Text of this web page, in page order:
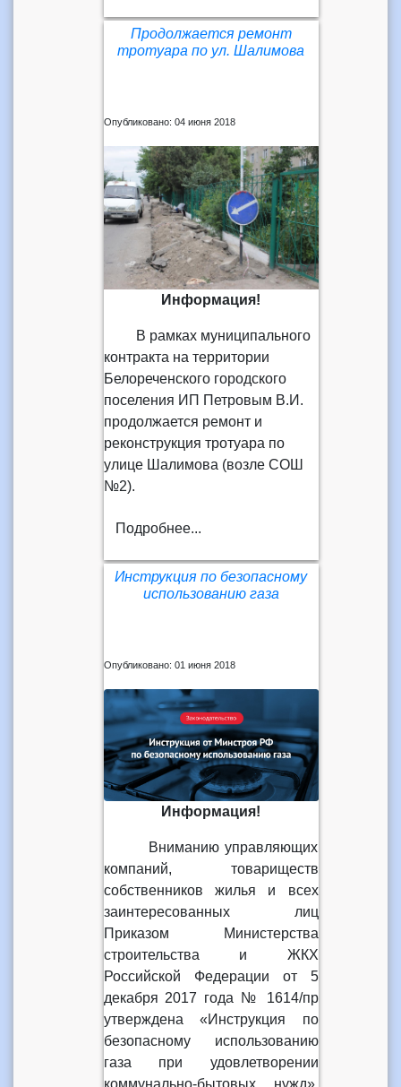
Продолжается ремонт
тротуара по ул. Шалимова
Опубликовано: 04 июня 2018
Информация!
В рамках муниципального
контракта на территории
Белореченского городского
поселения ИП Петровым В.И.
продолжается ремонт и
реконструкция тротуара по
улице Шалимова (возле СОШ
№2).
Подробнее...
Инструкция по безопасному
использованию газа
Опубликовано: 01 июня 2018
Информация!
Вниманию управляющих
компаний, товариществ
собственников жилья и всех
заинтересованных лиц
Приказом Министерства
строительства и ЖКХ
Российской Федерации от 5
декабря 2017 года № 1614/пр
утверждена «Инструкция по
безопасному использованию
газа при удовлетворении